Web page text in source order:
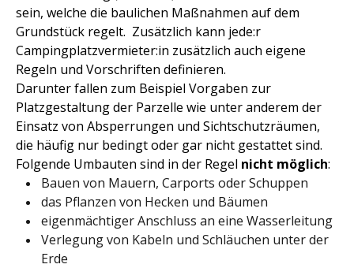
sein, welche die baulichen Maßnahmen auf dem
Grundstück regelt. Zusätzlich kann jede:r
Campingplatzvermieter:in zusätzlich auch eigene
Regeln und Vorschriften definieren.
Darunter fallen zum Beispiel Vorgaben zur
Platzgestaltung der Parzelle wie unter anderem der
Einsatz von Absperrungen und Sichtschutzräumen,
die häufig nur bedingt oder gar nicht gestattet sind.
Folgende Umbauten sind in der Regel nicht möglich:
Bauen von Mauern, Carports oder Schuppen
das Pflanzen von Hecken und Bäumen
eigenmächtiger Anschluss an eine Wasserleitung
Verlegung von Kabeln und Schläuchen unter der
Erde